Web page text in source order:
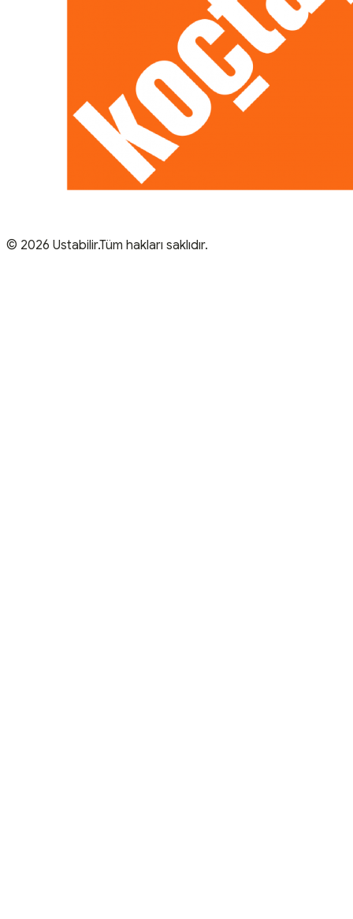
© 2026 Ustabilir.Tüm hakları saklıdır.